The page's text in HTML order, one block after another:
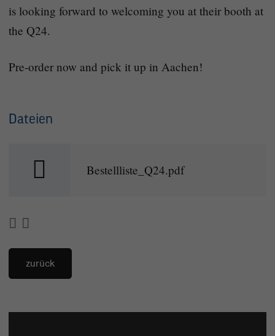
is looking forward to welcoming you at their booth at
the Q24.
Pre-order now and pick it up in Aachen!
Dateien
Bestellliste_Q24.pdf
zurück